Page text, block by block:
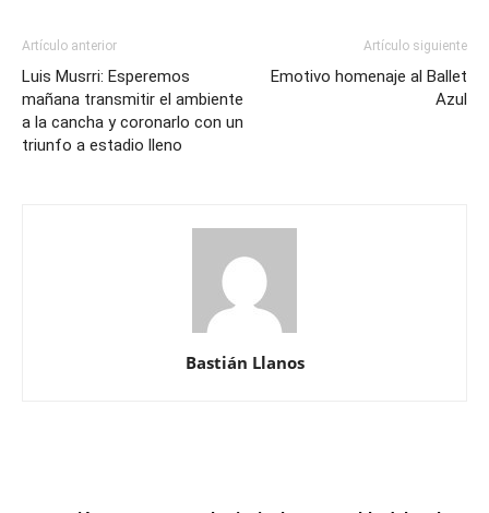
Artículo anterior
Luis Musrri: Esperemos
mañana transmitir el ambiente
a la cancha y coronarlo con un
triunfo a estadio lleno
Artículo siguiente
Emotivo homenaje al Ballet
Azul
Bastián Llanos